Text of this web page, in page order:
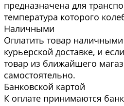
предназначена для
температура которого
Наличными
Оплатить товар
курьерской доставке, и
товар из ближайшего
самоcтоятельно.
Банковской картой
К оплате принимаются